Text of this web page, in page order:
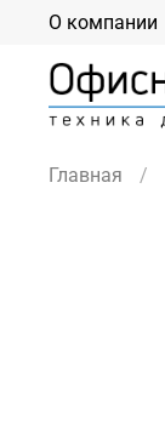
О компании
Главная